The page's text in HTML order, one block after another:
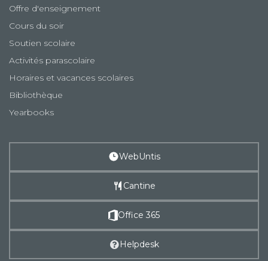
Offre d'enseignement
Cours du soir
Soutien scolaire
Activités parascolaire
Horaires et vacances scolaires
Bibliothèque
Yearbooks
WebUntis
Cantine
Office 365
Helpdesk